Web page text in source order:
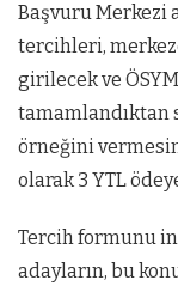
Başvuru Merkezi
tercihleri,
girilecek ve
tamamlandıktan
örneğini
olarak 3 YTL
Tercih formunu
adayların, bu